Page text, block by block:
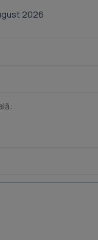
din sosea
cu acces
de
sobe teracota
apropriere a
racordarii la
2026